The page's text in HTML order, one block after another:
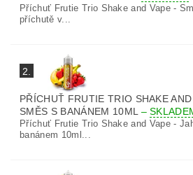
Příchuť Frutie Trio Shake and Vape -
příchutě v...
2.
PŘÍCHUŤ FRUTIE TRIO SHAKE
SMĚS S BANÁNEM 10ML –
Příchuť Frutie Trio Shake and Vape -
banánem 10ml...